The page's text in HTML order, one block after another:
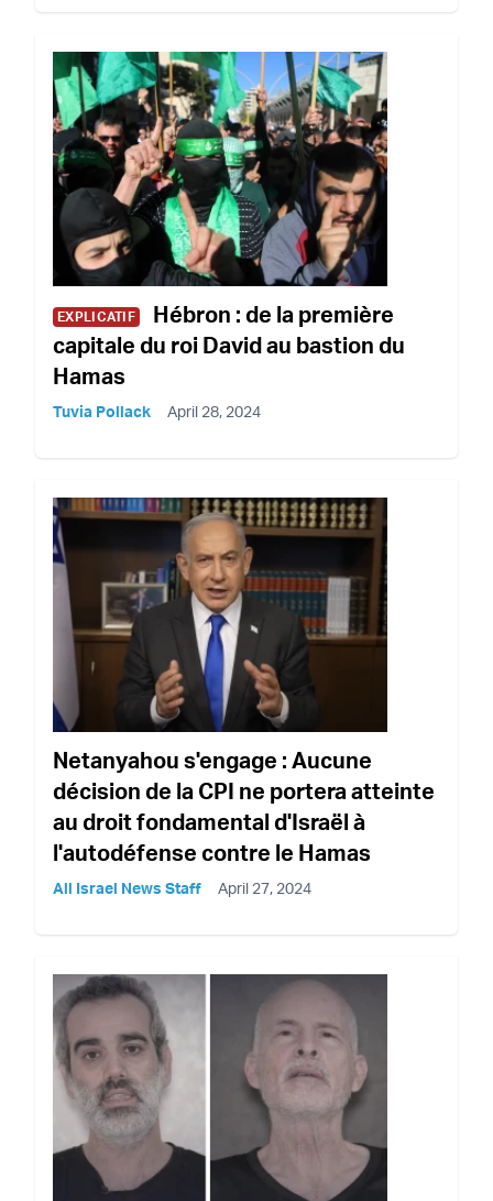
EXPLICATIF
Hébron : de la première
capitale du roi David au bastion du
Hamas
Tuvia Pollack April 28, 2024
Netanyahou s'engage : Aucune
décision de la CPI ne portera atteinte
au droit fondamental d'Israël à
l'autodéfense contre le Hamas
All Israel News Staff April 27, 2024